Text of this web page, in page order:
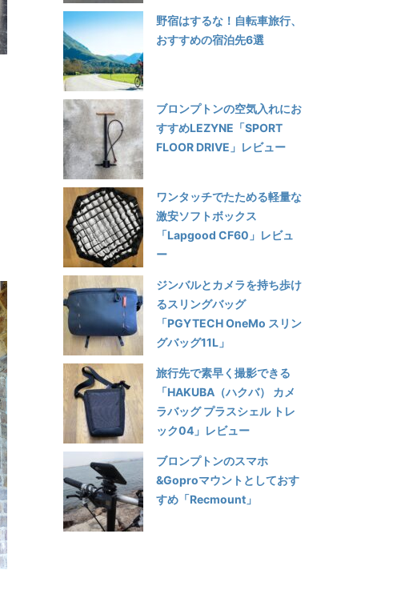
野宿はするな！自転車旅行、
おすすめの宿泊先6選
ブロンプトンの空気入れにお
すすめLEZYNE「SPORT
FLOOR DRIVE」レビュー
ワンタッチでたためる軽量な
激安ソフトボックス
「Lapgood CF60」レビュ
ー
ジンバルとカメラを持ち歩け
るスリングバッグ
「PGYTECH OneMo スリン
グバッグ11L」
旅行先で素早く撮影できる
「HAKUBA（ハクバ） カメ
ラバッグ プラスシェル トレ
ック04」レビュー
ブロンプトンのスマホ
&Goproマウントとしておす
すめ「Recmount」